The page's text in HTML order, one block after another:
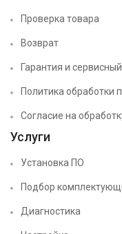
Проверка товара
Возврат
Гарантия и
Политика обработки
Согласие на
Услуги
Установка ПО
Подбор
Диагностика